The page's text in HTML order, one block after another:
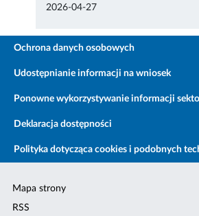
2026-04-27
Ochrona danych osobowych
Udostępnianie informacji na wniosek
Ponowne wykorzystywanie informacji
Deklaracja dostępności
Polityka dotycząca cookies i podobnych
Mapa strony
RSS